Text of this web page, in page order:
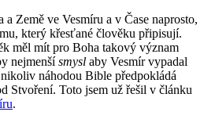
a Země ve Vesmíru a v Čase naprosto,
který křesťané člověku připisují.
měl mít pro Boha takový význam
nejmenšísmysl aby Vesmír vypadal
náhodou Bible předpokládá
Stvoření. Toto jsem už řešil v článku
.